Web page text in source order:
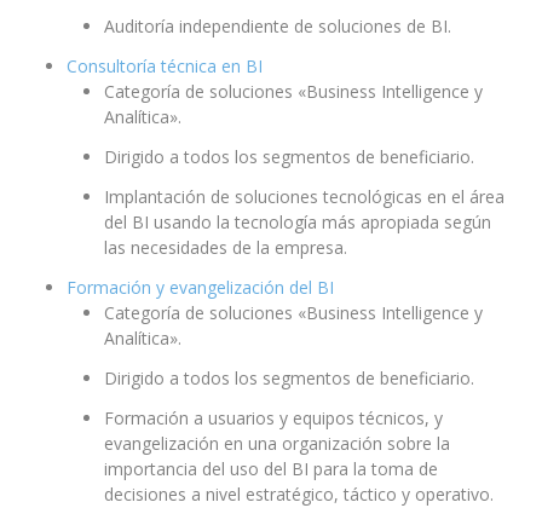
Auditoría independiente de soluciones de BI.
Consultoría técnica en BI
Categoría de soluciones «Business Intelligence y
Analítica».
Dirigido a todos los segmentos de beneficiario.
Implantación de soluciones tecnológicas en el área
del BI usando la tecnología más apropiada según
las necesidades de la empresa.
Formación y evangelización del BI
Categoría de soluciones «Business Intelligence y
Analítica».
Dirigido a todos los segmentos de beneficiario.
Formación a usuarios y equipos técnicos, y
evangelización en una organización sobre la
importancia del uso del BI para la toma de
decisiones a nivel estratégico, táctico y operativo.